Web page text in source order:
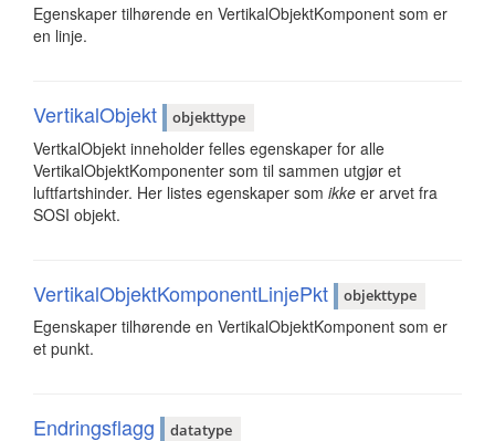
Egenskaper tilhørende en VertikalObjektKomponent som er
en linje.
VertikalObjekt objekttype
VertkalObjekt inneholder felles egenskaper for alle
VertikalObjektKomponenter som til sammen utgjør et
luftfartshinder. Her listes egenskaper som ikke er arvet fra
SOSI objekt.
VertikalObjektKomponentLinjePkt objekttype
Egenskaper tilhørende en VertikalObjektKomponent som er
et punkt.
Endringsflagg datatype